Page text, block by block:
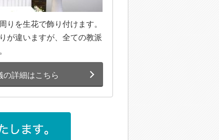
りを生花で飾り付けます。
が違いますが、全ての教派
の詳細はこちら